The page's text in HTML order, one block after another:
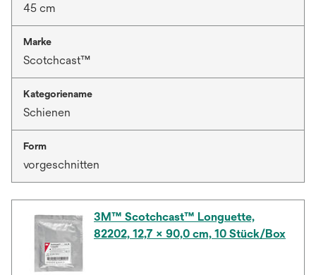
45 cm
Marke
Scotchcast™
Kategoriename
Schienen
Form
vorgeschnitten
3M™ Scotchcast™ Longuette,
82202, 12,7 × 90,0 cm, 10 Stück/Box